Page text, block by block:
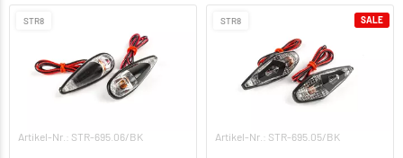
STR8
Artikel-Nr.: STR-695.06/BK
STR8
Artikel-Nr.: STR-695.05/BK
SALE